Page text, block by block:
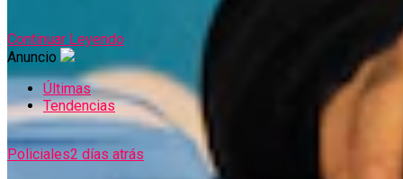
Continuar Leyendo
Anuncio
Últimas
Tendencias
Policiales2 días atrás